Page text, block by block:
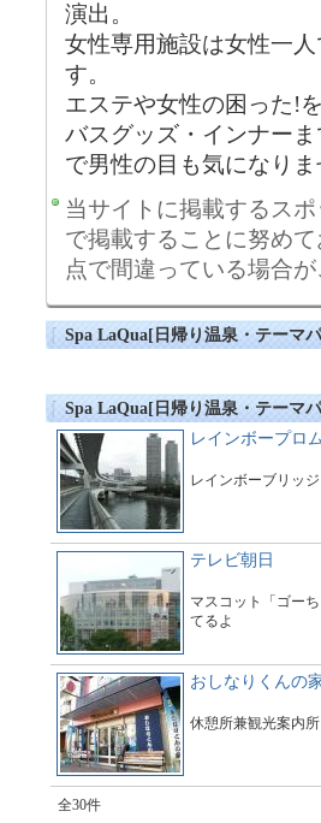
演出。
女性専用施設は女性一
す。
エステや女性の困った!
バスグッズ・インナー
で男性の目も気になりま
当サイトに掲載するス
で掲載することに努め
点で間違っている場合
Spa LaQua[日帰り温泉・テーマ
Spa LaQua[日帰り温泉・テーマ
レインボープロ
レインボーブリッジ
テレビ朝日
マスコット「ゴー
てるよ
おしなりくんの
休憩所兼観光案内所
全30件